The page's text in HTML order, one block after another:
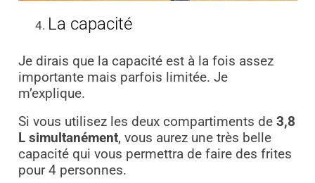
La capacité
Je dirais que la capacité est à la fois assez
importante mais parfois limitée. Je
m’explique.
Si vous utilisez les deux compartiments de 3,8
L simultanément, vous aurez une très belle
capacité qui vous permettra de faire des frites
pour 4 personnes.